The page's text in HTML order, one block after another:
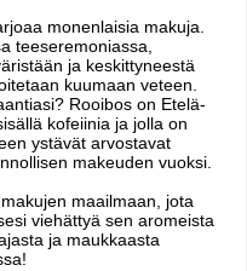
monenlaisia makuja.
teeseremoniassa,
ja keskittyneestä
kuumaan veteen.
Rooibos on Etelä-
kofeiinia ja jolla on
ystävät arvostavat
makeuden vuoksi.
maailmaan, jota
viehättyä sen aromeista
ja maukkaasta